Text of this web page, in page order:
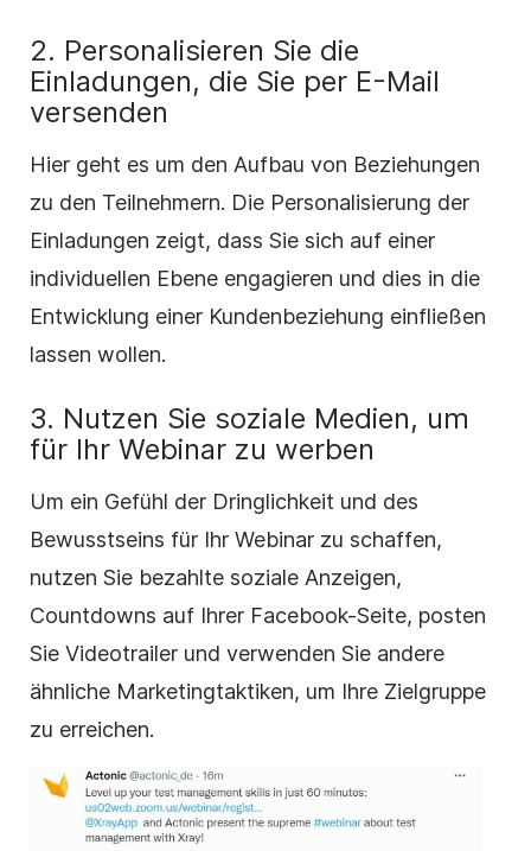
2. Personalisieren Sie die
Einladungen, die Sie per E-Mail
versenden
Hier geht es um den Aufbau von Beziehungen
zu den Teilnehmern. Die Personalisierung der
Einladungen zeigt, dass Sie sich auf einer
individuellen Ebene engagieren und dies in die
Entwicklung einer Kundenbeziehung einfließen
lassen wollen.
3. Nutzen Sie soziale Medien, um
für Ihr Webinar zu werben
Um ein Gefühl der Dringlichkeit und des
Bewusstseins für Ihr Webinar zu schaffen,
nutzen Sie bezahlte soziale Anzeigen,
Countdowns auf Ihrer Facebook-Seite, posten
Sie Videotrailer und verwenden Sie andere
ähnliche Marketingtaktiken, um Ihre Zielgruppe
zu erreichen.